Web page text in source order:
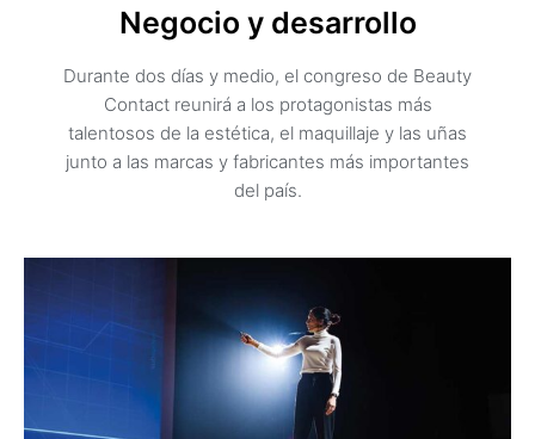
Negocio y desarrollo
Durante dos días y medio, el congreso de Beauty
Contact reunirá a los protagonistas más
talentosos de la estética, el maquillaje y las uñas
junto a las marcas y fabricantes más importantes
del país.